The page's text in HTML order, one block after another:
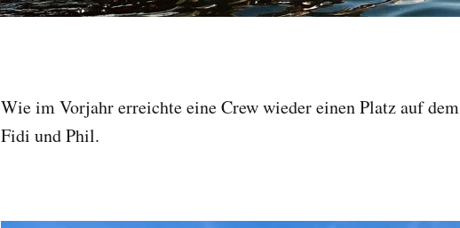
Wie im Vorjahr erreichte eine Crew wieder einen Platz auf
Fidi und Phil.